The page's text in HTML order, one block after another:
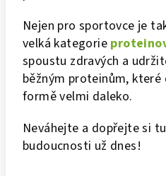
Nejen pro sportovce je
velká kategorie
spoustu zdravých a
běžným proteinům,
formě velmi daleko.
Neváhejte a dopřejte si
budoucnosti už dnes!